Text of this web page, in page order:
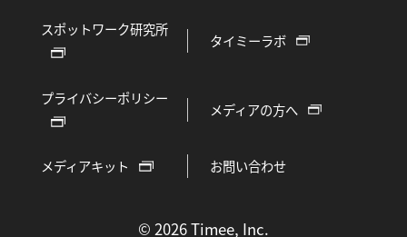
スポットワーク研究所
タイミーラボ
プライバシーポリシー
メディアの方へ
メディアキット お問い合わせ
© 2026 Timee, Inc.